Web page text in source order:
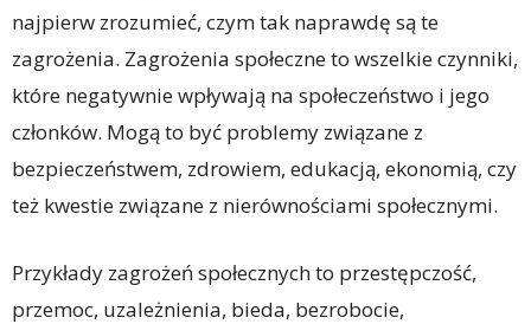
najpierw zrozumieć, czym tak naprawdę są te
zagrożenia. Zagrożenia społeczne to wszelkie czynniki,
które negatywnie wpływają na społeczeństwo i jego
członków. Mogą to być problemy związane z
bezpieczeństwem, zdrowiem, edukacją, ekonomią, czy
też kwestie związane z nierównościami społecznymi.
Przykłady zagrożeń społecznych to przestępczość,
przemoc, uzależnienia, bieda, bezrobocie,